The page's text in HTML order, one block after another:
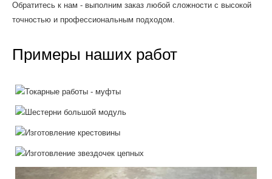
Обратитесь к нам - выполним заказ любой сложности с высокой
точностью и профессиональным подходом.
Примеры наших работ